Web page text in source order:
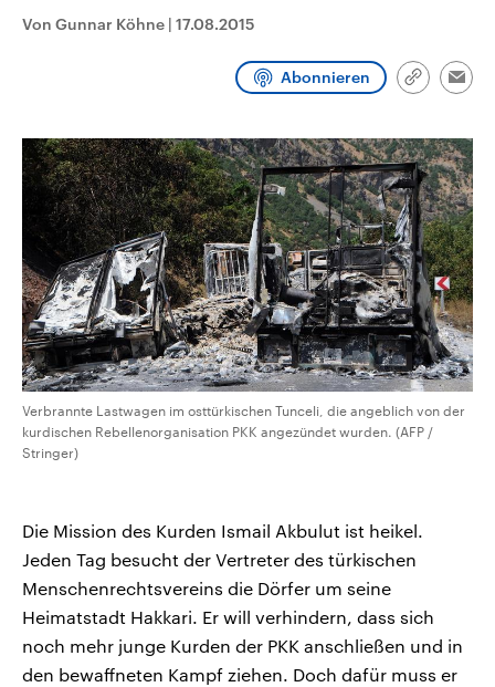
Von Gunnar Köhne | 17.08.2015
Abonnieren
Link
Verbrannte Lastwagen im osttürkischen Tunceli, die angeblich von der
kurdischen Rebellenorganisation PKK angezündet wurden. (AFP /
Stringer)
Die Mission des Kurden Ismail Akbulut ist heikel.
Jeden Tag besucht der Vertreter des türkischen
Menschenrechtsvereins die Dörfer um seine
Heimatstadt Hakkari. Er will verhindern, dass sich
noch mehr junge Kurden der PKK anschließen und in
den bewaffneten Kampf ziehen. Doch dafür muss er